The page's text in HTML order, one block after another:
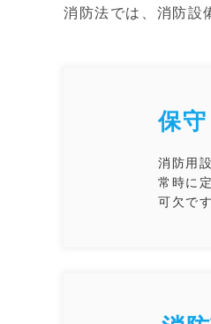
消防法では、消防設
保
消防用
常時に
可欠です